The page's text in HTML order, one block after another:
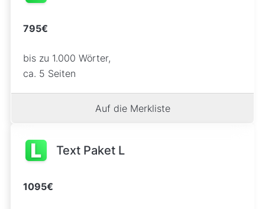
795€
bis zu 1.000 Wörter,
ca. 5 Seiten
Auf die Merkliste
Text Paket L
1095€